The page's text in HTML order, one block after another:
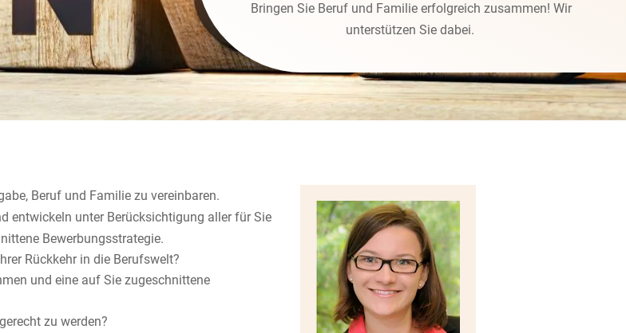
Bringen Sie Beruf und Familie erfolgreich zusammen! Wir
unterstützen Sie dabei.
Beruf und Familie zu vereinbaren.
entwickeln unter Berücksichtigung aller für Sie
Bewerbungsstrategie.
Rückkehr in die Berufswelt?
und eine auf Sie zugeschnittene
zu werden?